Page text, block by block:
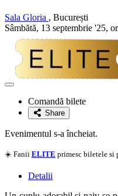
Sala Gloria , București
Sâmbătă, 13 septembrie '25,
Adaugă
favoriteComandă bilete
Share
Evenimentul s-a încheiat.
☀️ Fanii ELITE primesc biletele si
Detalii